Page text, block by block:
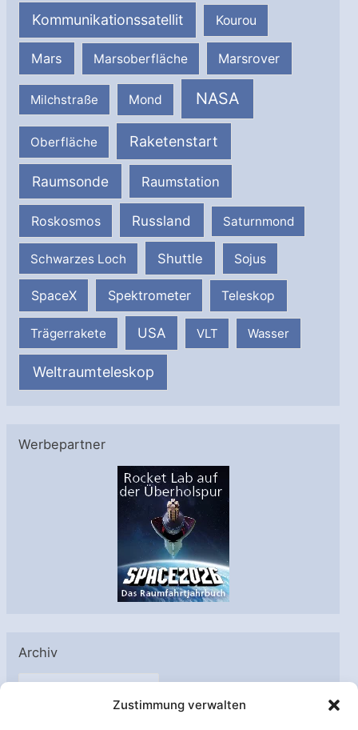
Zustimmung verwalten
Kommunikationssatellit Kourou
Mars Marsoberfläche Marsrover
Milchstraße Mond NASA
Oberfläche Raketenstart
Raumsonde Raumstation
Roskosmos Russland Saturnmond
Schwarzes Loch Shuttle Sojus
SpaceX Spektrometer Teleskop
Trägerrakete USA VLT Wasser
Weltraumteleskop
Werbepartner
Archiv
A